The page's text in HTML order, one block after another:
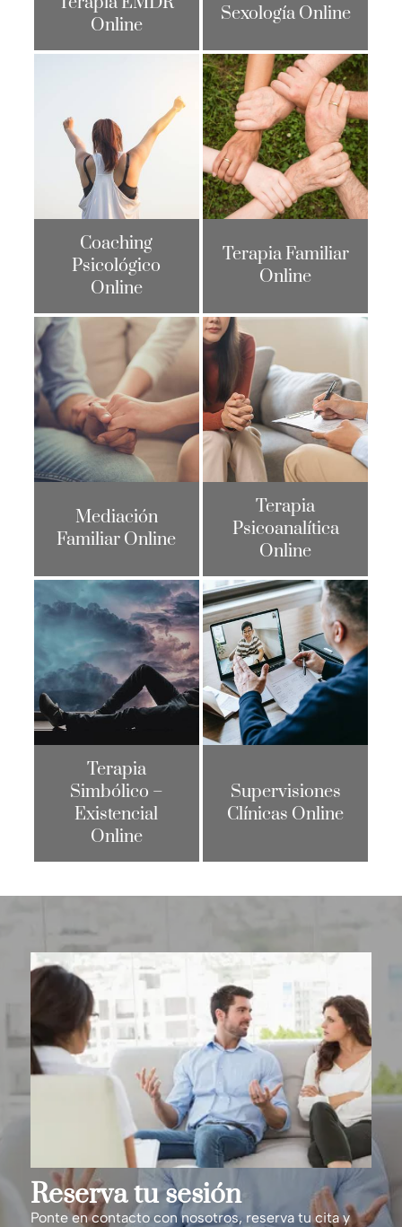
Online
Sexología Online
Coaching
Psicológico
Online
Terapia Familiar
Online
Mediación
Familiar Online
Terapia
Psicoanalítica
Online
Terapia
Simbólico –
Existencial
Online
Supervisiones
Clínicas Online
Reserva tu sesión
Ponte en contacto con nosotros, reserva tu cita y